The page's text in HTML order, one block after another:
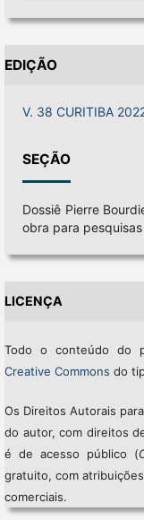
EDIÇÃO
V. 38 CURITIBA
SEÇÃO
Dossiê Pierre
obra para
LICENÇA
Todo o conteúdo do
Creative Commons do
Os Direitos Autorais
do autor, com direitos
é de acesso público (
gratuito, com
comerciais.